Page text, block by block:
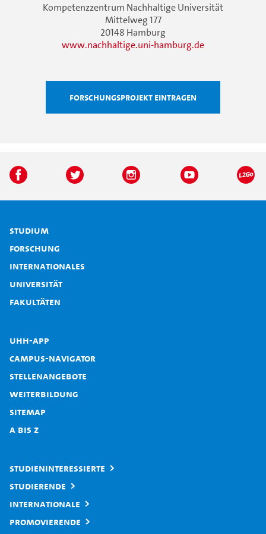
Kompetenzzentrum Nachhaltige Universität
Mittelweg 177
20148 Hamburg
www.nachhaltige.uni-hamburg.de
Forschungsprojekt eintragen
Studium
Forschung
Internationales
Universität
Fakultäten
UHH-App
Campus-Navigator
Stellenangebote
Weiterbildung
Sitemap
A bis Z
Studieninteressierte
Studierende
Internationale
Promovierende